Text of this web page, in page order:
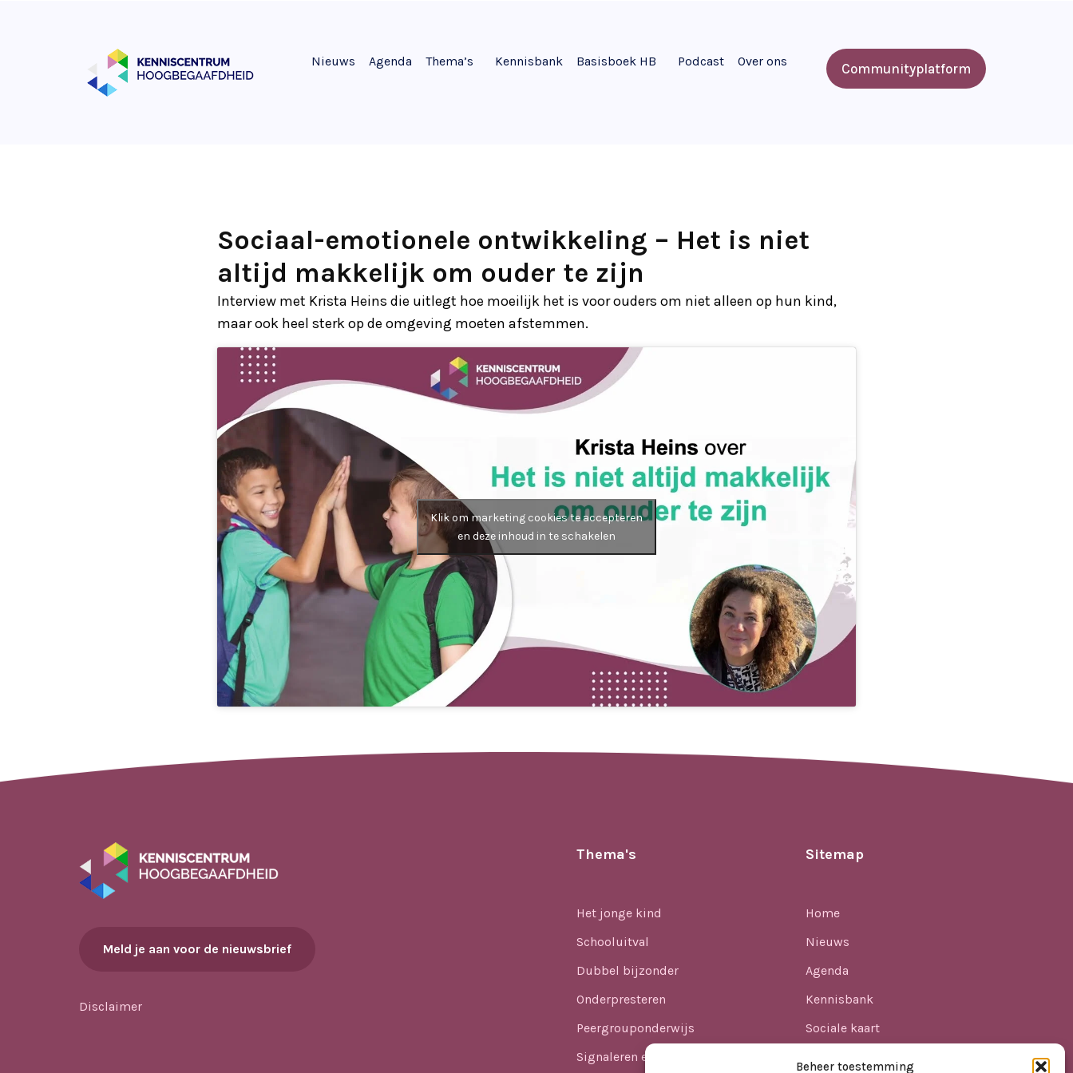
Beheer toestemming
Nieuws Agenda Thema’s Kennisbank Basisboek HB Podcast Over ons Communityplatform
Sociaal-emotionele ontwikkeling – Het is niet
altijd makkelijk om ouder te zijn
Interview met Krista Heins die uitlegt hoe moeilijk het is voor ouders om niet alleen op hun kind,
maar ook heel sterk op de omgeving moeten afstemmen.
Klik om marketing cookies te accepteren
en deze inhoud in te schakelen
Meld je aan voor de nieuwsbrief
Disclaimer
Thema's
Het jonge kind
Schooluitval
Dubbel bijzonder
Onderpresteren
Peergrouponderwijs
Signaleren en identificeren
Sitemap
Home
Nieuws
Agenda
Kennisbank
Sociale kaart